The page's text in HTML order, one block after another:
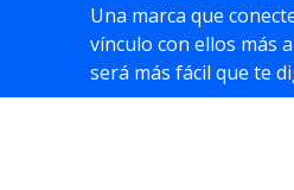
Una marca que
vínculo con ellos más
será más fácil que te